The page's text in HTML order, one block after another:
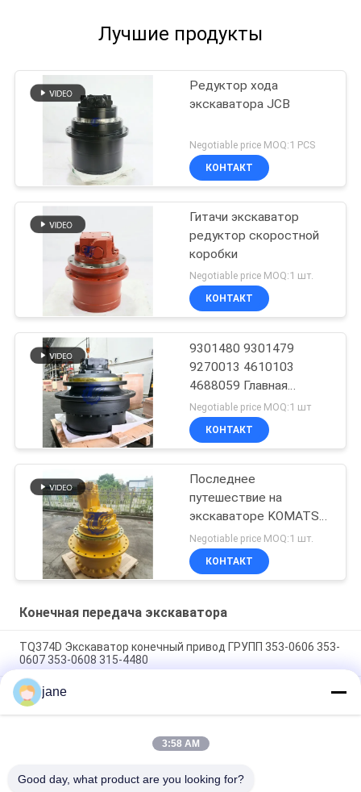
Лучшие продукты
Редуктор хода
экскаватора JCB
Negotiable price MOQ:1 PCS
КОНТАКТ
Гитачи экскаватор
редуктор скоростной
коробки
Negotiable price MOQ:1 шт.
КОНТАКТ
9301480 9301479
9270013 4610103
4688059 Главная
передача в сборе
Negotiable price MOQ:1 шт
КОНТАКТ
Последнее
путешествие на
экскаваторе KOMATSU
WA100-5
Negotiable price MOQ:1 шт.
КОНТАКТ
Конечная передача экскаватора
TQ374D Экскаватор конечный привод ГРУПП 353-0606 353-
0607 353-0608 315-4480
353-0528 333-3036 Экскаватор конечный привод
двигатель гидравлический фит TQ345D TQ349D
Гидравлический конечный двигатель Danfoss BMVT41
может быть адаптирован к 5 ~ 6-тонным ползучим
jane
3:58 AM
Good day, what product are you looking for?